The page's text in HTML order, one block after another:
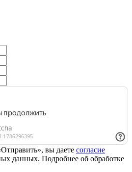
вы даете согласие
данных. Подробнее об обработке